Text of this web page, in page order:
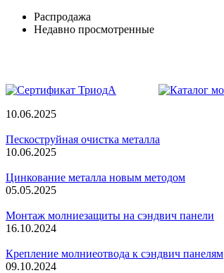
Распродажа
Недавно просмотренные
10.06.2025
Пескоструйная очистка металла
10.06.2025
Цинкование металла новым методом
05.05.2025
Монтаж молниезащиты на сэндвич панели
16.10.2024
Крепление молниеотвода к сэндвич панелям
09.10.2024